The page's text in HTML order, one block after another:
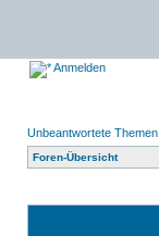
Anmelden
Unbeantwortete Themen
Foren-Übersicht